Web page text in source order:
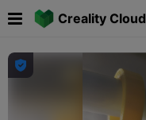
Creality Cloud
